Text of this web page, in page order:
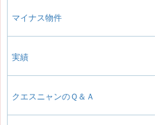
マイナス物件
実績
クエスニャンのＱ＆Ａ